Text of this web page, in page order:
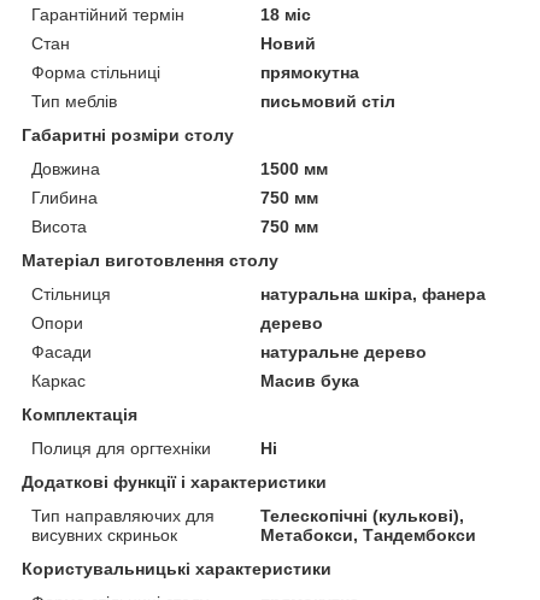
Гарантійний термін
18 міс
Стан
Новий
Форма стільниці
прямокутна
Тип меблів
письмовий стіл
Габаритні розміри столу
Довжина
1500 мм
Глибина
750 мм
Висота
750 мм
Матеріал виготовлення столу
Стільниця
натуральна шкіра, фанера
Опори
дерево
Фасади
натуральне дерево
Каркас
Масив бука
Комплектація
Полиця для оргтехніки
Ні
Додаткові функції і характеристики
Тип направляючих для
висувних скриньок
Телескопічні (кулькові),
Метабокси, Тандембокси
Користувальницькі характеристики